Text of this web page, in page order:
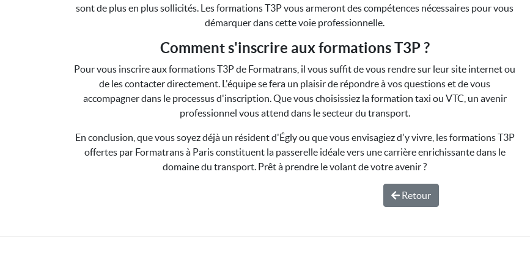
sont de plus en plus sollicités. Les formations T3P vous armeront des compétences nécessaires pour vous
démarquer dans cette voie professionnelle.
Comment s'inscrire aux formations T3P ?
Pour vous inscrire aux formations T3P de Formatrans, il vous suffit de vous rendre sur leur site internet ou
de les contacter directement. L'équipe se fera un plaisir de répondre à vos questions et de vous
accompagner dans le processus d'inscription. Que vous choisissiez la formation taxi ou VTC, un avenir
professionnel vous attend dans le secteur du transport.
En conclusion, que vous soyez déjà un résident d'Égly ou que vous envisagiez d'y vivre, les formations T3P
offertes par Formatrans à Paris constituent la passerelle idéale vers une carrière enrichissante dans le
domaine du transport. Prêt à prendre le volant de votre avenir ?
Retour